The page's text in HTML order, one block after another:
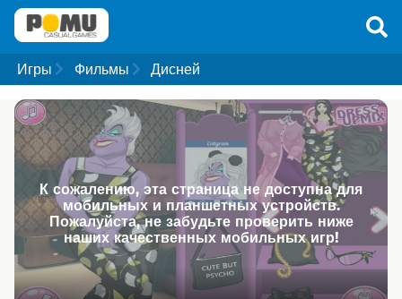
Игры Фильмы Дисней
К сожалению, эта страница не доступна для
мобильных и планшетных устройств.
Пожалуйста, не забудьте проверить ниже
наших качественных мобильных игр!